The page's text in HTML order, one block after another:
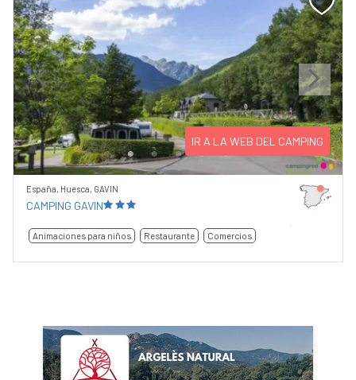
Previous Next
IR A LA WEB DEL CAMPING
España, Huesca, GAVIN
CAMPING GAVIN
Animaciones para niños Restaurante Comercios